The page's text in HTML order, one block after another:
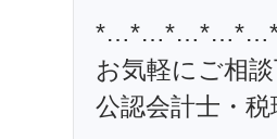
お気軽にご相
公認会計士・